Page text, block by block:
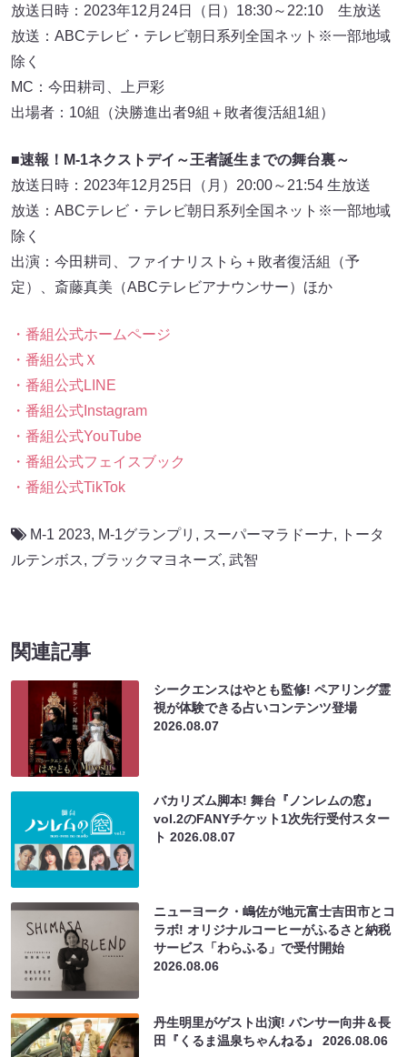
放送日時：2023年12月24日（日）18:30～22:10 生放送
放送：ABCテレビ・テレビ朝日系列全国ネット※一部地域
除く
MC：今田耕司、上戸彩
出場者：10組（決勝進出者9組＋敗者復活組1組）
■速報！M-1ネクストデイ～王者誕生までの舞台裏～
放送日時：2023年12月25日（月）20:00～21:54 生放送
放送：ABCテレビ・テレビ朝日系列全国ネット※一部地域
除く
出演：今田耕司、ファイナリストら＋敗者復活組（予
定）、斎藤真美（ABCテレビアナウンサー）ほか
・番組公式ホームページ
・番組公式Ｘ
・番組公式LINE
・番組公式Instagram
・番組公式YouTube
・番組公式フェイスブック
・番組公式TikTok
M-1 2023, M-1グランプリ , スーパーマラドーナ,
トータ
ルテンボス, ブラックマヨネーズ, 武智
関連記事
シークエンスはやとも監修! ペアリング霊
視が体験できる占いコンテンツ登場
2026.08.07
バカリズム脚本! 舞台『ノンレムの窓』
vol.2のFANYチケット1次先行受付スター
ト2026.08.07
ニューヨーク・嶋佐が地元富士吉田市とコ
ラボ! オリジナルコーヒーがふるさと納税
サービス「わらふる」で受付開始
2026.08.06
丹生明里がゲスト出演! パンサー向井＆長
田『くるま温泉ちゃんねる』2026.08.06